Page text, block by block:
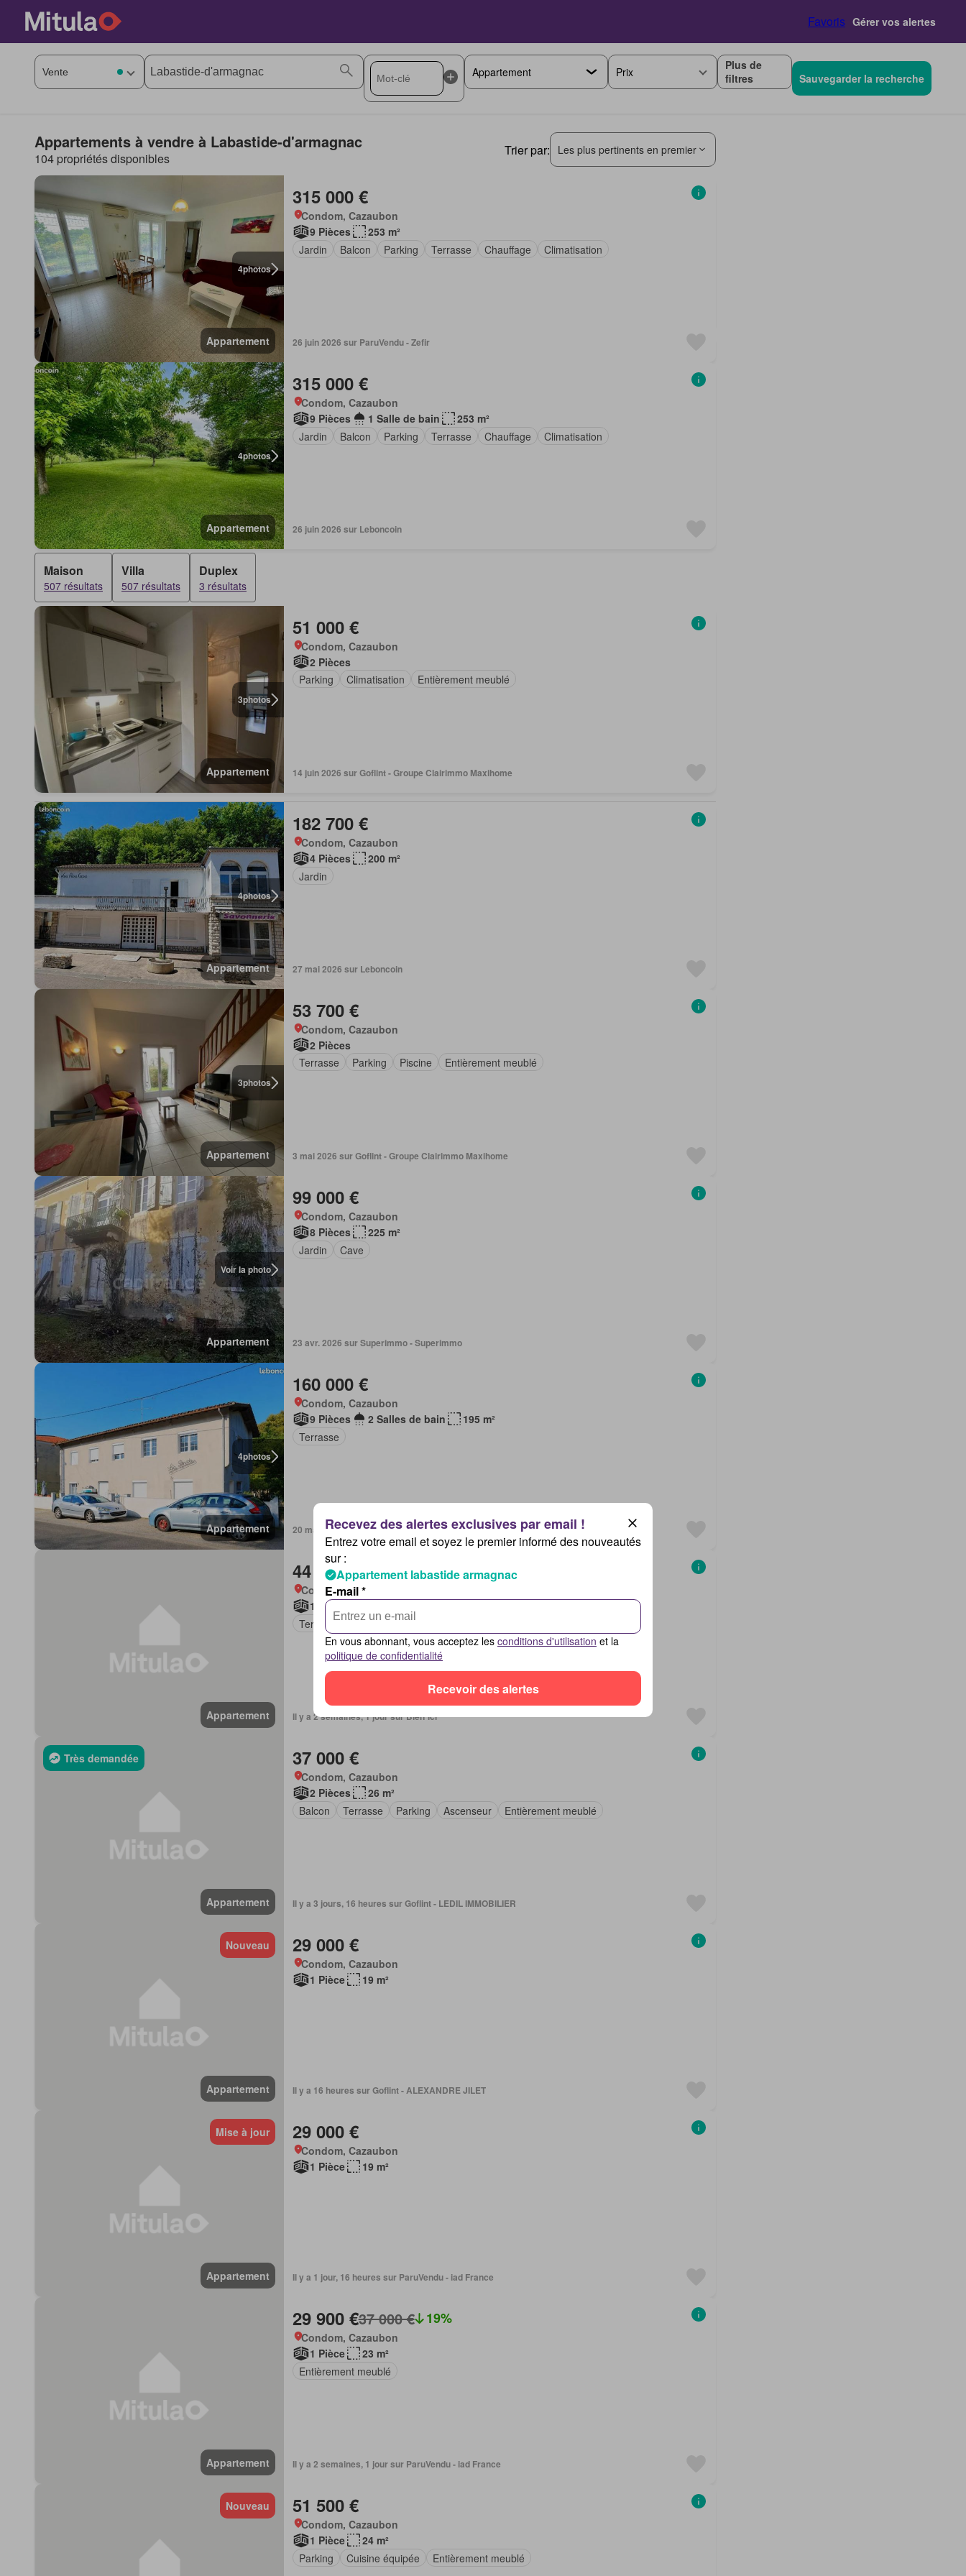
Favoris Gérer vos alertes
Prix
Plus de
filtres
Sauvegarder la recherche
Appartements à vendre à Labastide-d'armagnac
104 propriétés disponibles
Trier par: Les plus pertinents en premier
4photos
Appartement
315 000 €
Condom, Cazaubon
9 Pièces
253 m²
Jardin
Balcon Parking Terrasse Chauffage Climatisation
26 juin 2026 sur ParuVendu - Zefir
4photos
Appartement
315 000 €
Condom, Cazaubon
9 Pièces
1 Salle de bain
253 m²
Jardin
Balcon Parking Terrasse Chauffage Climatisation
26 juin 2026 sur Leboncoin
Maison
507 résultats
Villa
507 résultats
Duplex
3 résultats
3photos
Appartement
51 000 €
Condom, Cazaubon
2 Pièces
Parking
Climatisation Entièrement meublé
14 juin 2026 sur Goflint - Groupe Clairimmo Maxihome
4photos
Appartement
182 700 €
Condom, Cazaubon
4 Pièces
200 m²
Jardin
27 mai 2026 sur Leboncoin
3photos
Appartement
53 700 €
Condom, Cazaubon
2 Pièces
Terrasse
Parking Piscine Entièrement meublé
3 mai 2026 sur Goflint - Groupe Clairimmo Maxihome
Voir la photo
Appartement
99 000 €
Condom, Cazaubon
8 Pièces
225 m²
Jardin
Cave
23 avr. 2026 sur Superimmo - Superimmo
4photos
Appartement
160 000 €
Condom, Cazaubon
9 Pièces
2 Salles de bain
195 m²
Terrasse
20 mars 2026 sur Leboncoin
Appartement
44 000 €
Condom, Cazaubon
1 Pièce
Terrasse
Parking
Il y a 2 semaines, 1 jour sur Bien´ici
Très demandée
Appartement
37 000 €
Condom, Cazaubon
2 Pièces
26 m²
Balcon
Terrasse Parking Ascenseur Entièrement meublé
Il y a 3 jours, 16 heures sur Goflint - LEDIL IMMOBILIER
Nouveau
Appartement
29 000 €
Condom, Cazaubon
1 Pièce
19 m²
Il y a 16 heures sur Goflint - ALEXANDRE JILET
Mise à jour
Appartement
29 000 €
Condom, Cazaubon
1 Pièce
19 m²
Il y a 1 jour, 16 heures sur ParuVendu - iad France
Appartement
29 900 €37 000 € 19%
Condom, Cazaubon
1 Pièce
23 m²
Entièrement meublé
Il y a 2 semaines, 1 jour sur ParuVendu - iad France
Nouveau 51 500 €
Condom, Cazaubon
1 Pièce
24 m²
Parking
Cuisine équipée Entièrement meublé
Entrez votre email et soyez le premier informé des nouveautés
sur :
Appartement labastide armagnac
E-mail *
En vous abonnant, vous acceptez les conditions d'utilisation et la
politique de confidentialité
Recevoir des alertes